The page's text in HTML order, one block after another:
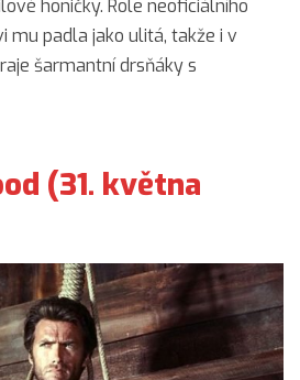
honičky. Role neoficiálního
mu padla jako ulitá, takže i v
šarmantní drsňáky s
(31. května